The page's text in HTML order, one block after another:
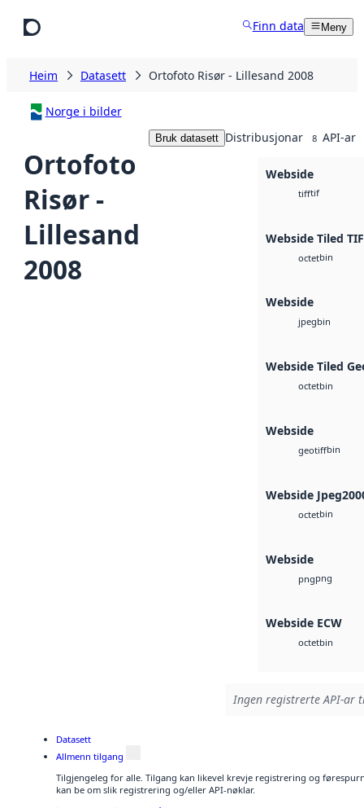
Finn data Meny
Heim Datasett Ortofoto Risør - Lillesand 2008
Norge i bilder
Ortofoto
Risør -
Lillesand
2008
Bruk datasett Distribusjonar 8 API-ar
Webside
tifftif
Webside Tiled
octetbin
Webside
jpegbin
Webside Tiled
octetbin
Webside
geotiffbin
Webside
octetbin
Webside
pngpng
Webside ECW
octetbin
Ingen registrerte API-ar
Datasett
Allmenn tilgang
Tilgjengeleg for alle. Tilgang kan likevel krevje registrering og
kan be om slik registrering og/eller API-nøklar.